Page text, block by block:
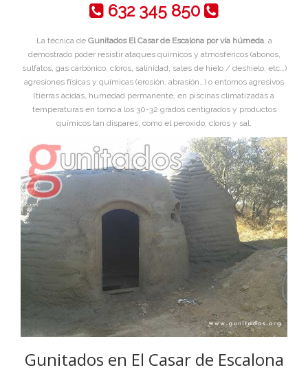
632 345 850
La técnica de Gunitados El Casar de Escalona por vía húmeda, a
demostrado poder resistir ataques químicos y atmosféricos (abonos,
sulfatos, gas carbónico, cloros, salinidad, sales de hielo / deshielo, etc…)
agresiones físicas y químicas (erosión, abrasión…) o entornos agresivos
(tierras ácidas, humedad permanente, en piscinas climatizadas a
temperaturas en torno a los 30-32 grados centigrados y productos
químicos tan dispares, como el peroxido, cloros y sal.
Gunitados en El Casar de Escalona